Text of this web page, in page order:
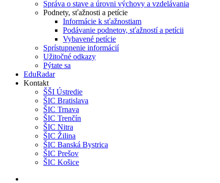
Správa o stave a úrovni výchovy a vzdelávania
Podnety, sťažnosti a petície
Informácie k sťažnostiam
Podávanie podnetov, sťažností a petícii
Vybavené petície
Sprístupnenie informácií
Užitočné odkazy
Pýtate sa
EduRadar
Kontakt
ŠŠI Ústredie
ŠIC Bratislava
ŠIC Trnava
ŠIC Trenčín
ŠIC Nitra
ŠIC Žilina
ŠIC Banská Bystrica
ŠIC Prešov
ŠIC Košice